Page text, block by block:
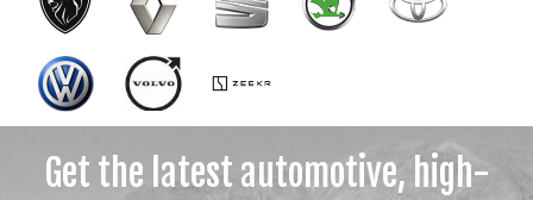
Get the latest automotive, high-